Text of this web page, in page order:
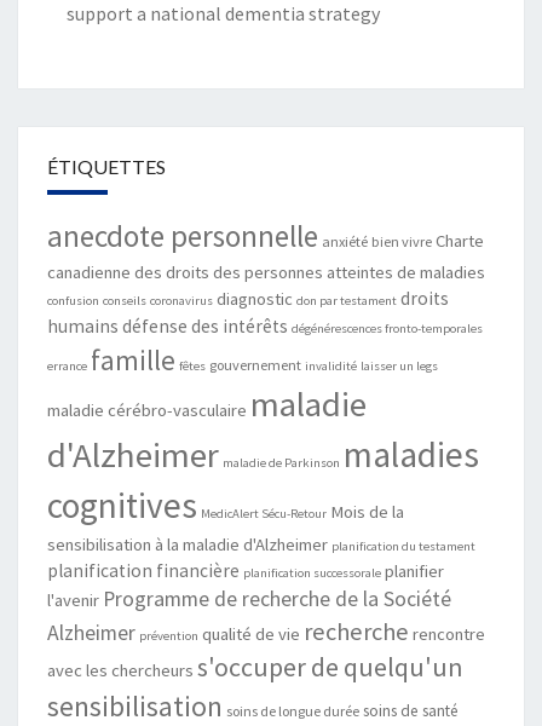
support a national dementia strategy
ÉTIQUETTES
anecdote personnelle anxiété bien vivre Charte
canadienne des droits des personnes atteintes de maladies
confusion conseils coronavirus diagnostic don par testament droits
humains défense des intérêts dégénérescences fronto-temporales
errance famille fêtes gouvernement invalidité laisser un legs
maladie cérébro-vasculaire maladie
d'Alzheimer maladie de Parkinson maladies
cognitives MedicAlert Sécu-Retour Mois de la
sensibilisation à la maladie d'Alzheimer planification du testament
planification financière planification successorale planifier
l'avenir Programme de recherche de la Société
Alzheimer prévention qualité de vie recherche rencontre
avec les chercheurs s'occuper de quelqu'un
sensibilisation soins de longue durée soins de santé